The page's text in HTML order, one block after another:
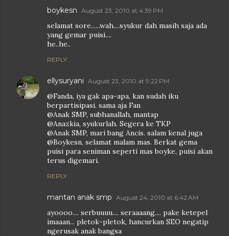
boykesn August 23, 2010 at 4:39 PM
selamat sore......wah....syukur dah masih saja ada
yang gemar puisi....
he..he..
REPLY
ellysuryani August 23, 2010 at 9:22 PM
@Fanda, iya gak apa-apa, kan sudah iku
berpartisipasi. sama aja Fan
@Anak SMP, subhanallah, mantap
@Anazkia, syukurlah. Segera ke TKP
@Anak SMP, mari bang Ancis. salam kenal juga
@Boykesn, selamat malam mas. Berkat gema
puisi para seniman seperti mas boyke, puisi akan
terus digemari.
REPLY
mantan anak smp August 24, 2010 at 6:42 AM
ayoooo.... serbuuuu.... seraaaang.... pake ketepel
imaaan... pletok-pletok, hancurkan SEO negatip
ngerusak anak bangsa